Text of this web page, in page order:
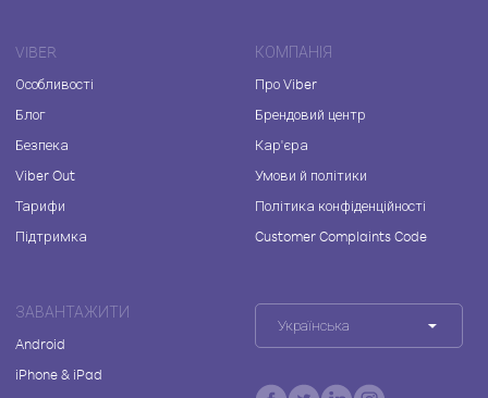
VIBER
Особливості
Блог
Безпека
Viber Out
Тарифи
Підтримка
КОМПАНІЯ
Про Viber
Брендовий центр
Кар'єра
Умови й політики
Політика конфіденційності
Customer Complaints Code
ЗАВАНТАЖИТИ
Android
iPhone & iPad
Українська